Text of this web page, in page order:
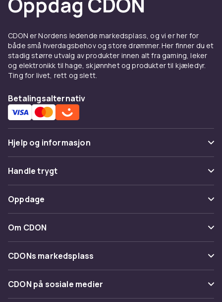
CDON er Nordens ledende markedsplass, og vi er her for
både små hverdagsbehov og store drømmer. Her finner du et
stadig større utvalg av produkter innen alt fra gaming, leker
og elektronikk til hage, skjønnhet og produkter til kjæledyr.
Ting for livet, rett og slett.
Betalingsalternativ
Hjelp og informasjon
Vanlige spørsmål
Spor pakke
Angre & returner her
Kontakt oss
Handle trygt
Betaling
Levering
Tilbakekallinger
Oppdage
Kategorier
Varemerker
Om CDON
Om oss
Kundeanmeldelser
Jobbe på CDON
CDONs markedsplass
Merchant Help Center
CDON på sosiale medier